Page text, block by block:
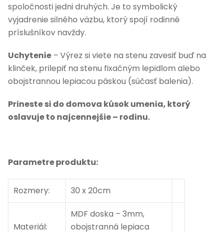
spoločnosti jedni druhých. Je to symbolický
vyjadrenie silného väzbu, ktorý spojí rodinné
príslušníkov navždy.
Uchytenie – Výrez si viete na stenu zavesiť buď na
klinček, prilepiť na stenu fixačným lepidlom alebo
obojstrannou lepiacou páskou (súčasť balenia).
Prineste si do domova kúsok umenia, ktorý
oslavuje to najcennejšie – rodinu.
Parametre produktu:
Rozmery: 30 x 20cm
Materiál:
MDF doska – 3mm,
obojstranná lepiaca